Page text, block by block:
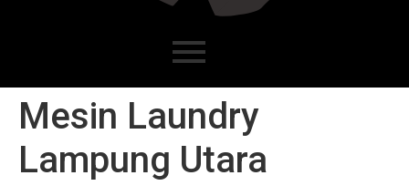
Mesin Laundry
Lampung Utara